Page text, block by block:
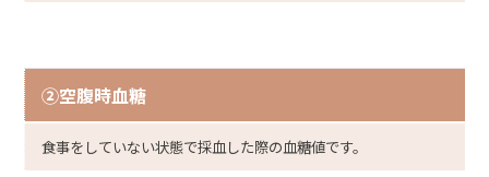
②空腹時血糖
食事をしていない状態で採血した際の血糖値です。